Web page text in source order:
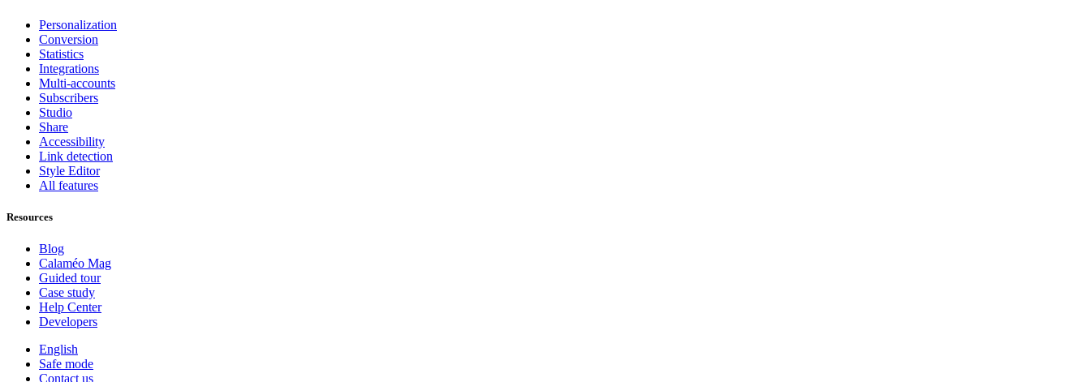
Personalization
Conversion
Statistics
Integrations
Multi-accounts
Subscribers
Studio
Share
Accessibility
Link detection
Style Editor
All features
Resources
Blog
Calaméo Mag
Guided tour
Case study
Help Center
Developers
English
Safe mode
Contact us